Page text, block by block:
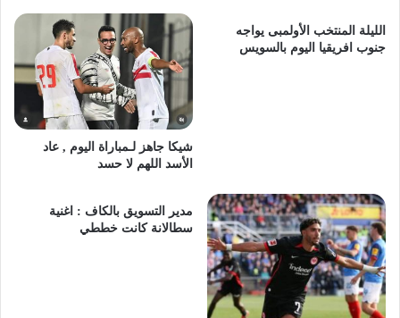
الليلة المنتخب الأولمبى يواجه
جنوب افريقيا اليوم بالسويس
شيكا جاهز لـمباراة اليوم , عاد
الأسد اللهم لا حسد
مدير التسويق بالكاف : اغنية
سطالانة كانت خططي